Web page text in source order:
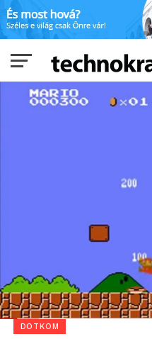
DOTKOM